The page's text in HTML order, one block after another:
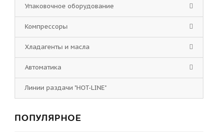
Упаковочное оборудование
Компрессоры
Хладагенты и масла
Автоматика
Линии раздачи "HOT-LINE"
ПОПУЛЯРНОЕ